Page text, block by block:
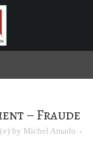
– Fraude
by Michel Amado